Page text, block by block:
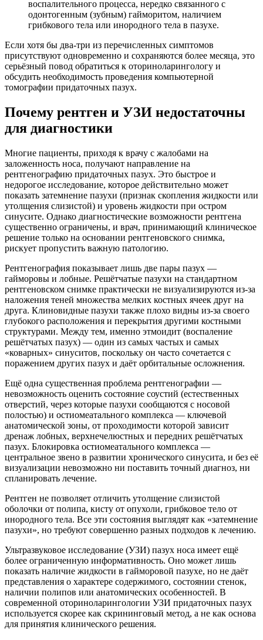
воспалительного процесса, нередко связанного с
одонтогенным (зубным) гайморитом, наличием
грибкового тела или инородного тела в пазухе.
Если хотя бы два-три из перечисленных симптомов
присутствуют одновременно и сохраняются более месяца, это
серьёзный повод обратиться к оториноларингологу и
обсудить необходимость проведения компьютерной
томографии придаточных пазух.
Почему рентген и УЗИ недостаточны
для диагностики
Многие пациенты, приходя к врачу с жалобами на
заложенность носа, получают направление на
рентгенографию придаточных пазух. Это быстрое и
недорогое исследование, которое действительно может
показать затемнение пазухи (признак скопления жидкости или
утолщения слизистой) и уровень жидкости при остром
синусите. Однако диагностические возможности рентгена
существенно ограничены, и врач, принимающий клиническое
решение только на основании рентгеновского снимка,
рискует пропустить важную патологию.
Рентгенография показывает лишь две пары пазух —
гайморовы и лобные. Решётчатые пазухи на стандартном
рентгеновском снимке практически не визуализируются из-за
наложения теней множества мелких костных ячеек друг на
друга. Клиновидные пазухи также плохо видны из-за своего
глубокого расположения и перекрытия другими костными
структурами. Между тем, именно этмоидит (воспаление
решётчатых пазух) — один из самых частых и самых
«коварных» синуситов, поскольку он часто сочетается с
поражением других пазух и даёт орбитальные осложнения.
Ещё одна существенная проблема рентгенографии —
невозможность оценить состояние соустий (естественных
отверстий, через которые пазухи сообщаются с носовой
полостью) и остиомеатального комплекса — ключевой
анатомической зоны, от проходимости которой зависит
дренаж лобных, верхнечелюстных и передних решётчатых
пазух. Блокировка остиомеатального комплекса —
центральное звено в развитии хронического синусита, и без её
визуализации невозможно ни поставить точный диагноз, ни
спланировать лечение.
Рентген не позволяет отличить утолщение слизистой
оболочки от полипа, кисту от опухоли, грибковое тело от
инородного тела. Все эти состояния выглядят как «затемнение
пазухи», но требуют совершенно разных подходов к лечению.
Ультразвуковое исследование (УЗИ) пазух носа имеет ещё
более ограниченную информативность. Оно может лишь
показать наличие жидкости в гайморовой пазухе, но не даёт
представления о характере содержимого, состоянии стенок,
наличии полипов или анатомических особенностей. В
современной оториноларингологии УЗИ придаточных пазух
используется скорее как скрининговый метод, а не как основа
для принятия клинического решения.